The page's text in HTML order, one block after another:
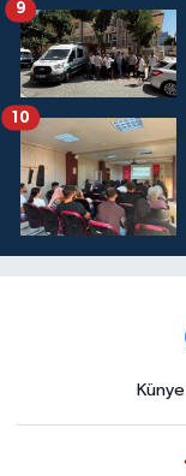
9
10
Künye